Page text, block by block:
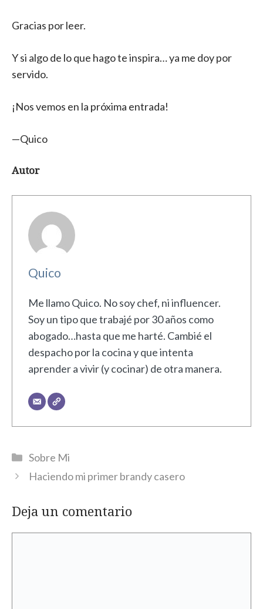
Gracias por leer.
Y si algo de lo que hago te inspira… ya me doy por
servido.
¡Nos vemos en la próxima entrada!
—Quico
Autor
Quico
Me llamo Quico. No soy chef, ni influencer.
Soy un tipo que trabajé por 30 años como
abogado…hasta que me harté. Cambié el
despacho por la cocina y que intenta
aprender a vivir (y cocinar) de otra manera.
Categorías
Sobre Mi
Haciendo mi primer brandy casero
Deja un comentario